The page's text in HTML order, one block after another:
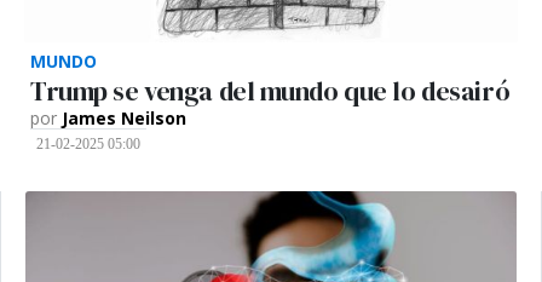
MUNDO
Trump se venga del mundo que lo desairó
por James Neilson
21-02-2025 05:00